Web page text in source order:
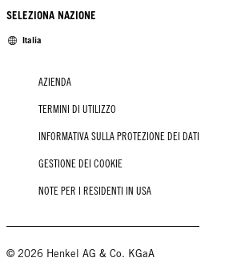
SELEZIONA NAZIONE
Italia
AZIENDA
TERMINI DI UTILIZZO
INFORMATIVA SULLA PROTEZIONE DEI DATI
GESTIONE DEI COOKIE
NOTE PER I RESIDENTI IN USA
© 2026 Henkel AG & Co. KGaA